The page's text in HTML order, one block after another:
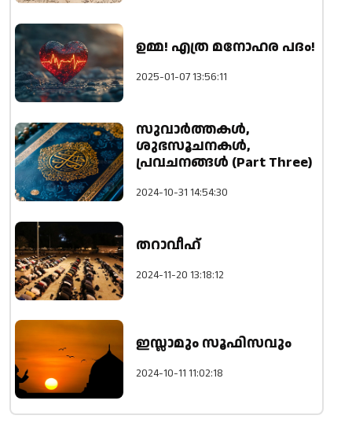
ഉമ്മ! എത്ര മനോഹര പദം!
2025-01-07 13:56:11
സുവാർത്തകൾ,
ശുഭസൂചനകൾ,
പ്രവചനങ്ങൾ (Part Three)
2024-10-31 14:54:30
തറാവീഹ്
2024-11-20 13:18:12
ഇസ്ലാമും സൂഫിസവും
2024-10-11 11:02:18